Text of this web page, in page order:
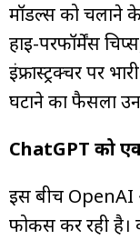
मॉडल्स को चलाने
हाई-परफॉर्मेंस
इंफ्रास्ट्रक्चर पर
घटाने का फैसला
ChatGPT को
इस बीच OpenAI
फोकस कर रही